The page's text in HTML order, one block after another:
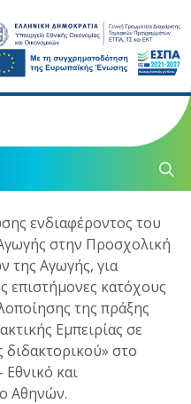
ενδιαφέροντος του
στην Προσχολική
της Αγωγής, για
επιστήμονες κατόχους
της πράξης
Εμπειρίας σε
στο
και
Αθηνών.